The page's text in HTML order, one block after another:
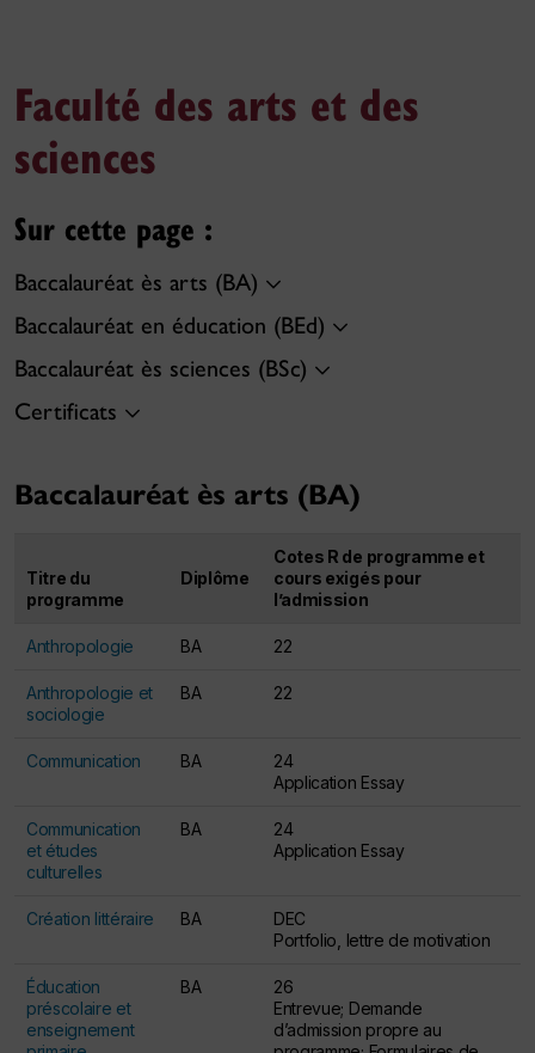
Faculté des arts et des
sciences
Sur cette page :
Baccalauréat ès arts (BA)
Baccalauréat en éducation (BEd)
Baccalauréat ès sciences (BSc)
Certificats
Baccalauréat ès arts (BA)
Titre du
programme
Diplôme
Cotes R de programme et
cours exigés pour
l’admission
Anthropologie BA 22
Anthropologie et
sociologie
BA 22
Communication BA
24
Application Essay
Communication
et études
culturelles
BA
24
Application Essay
Création littéraire BA
DEC
Portfolio, lettre de motivation
Éducation
préscolaire et
enseignement
BA
26
Entrevue; Demande
d’admission propre au